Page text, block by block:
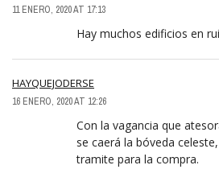
11 ENERO, 2020 AT 17:13
Hay muchos edificios en
HAYQUEJODERSE
16 ENERO, 2020 AT 12:26
Con la vagancia que
se caerá la bóveda
tramite para la compra.